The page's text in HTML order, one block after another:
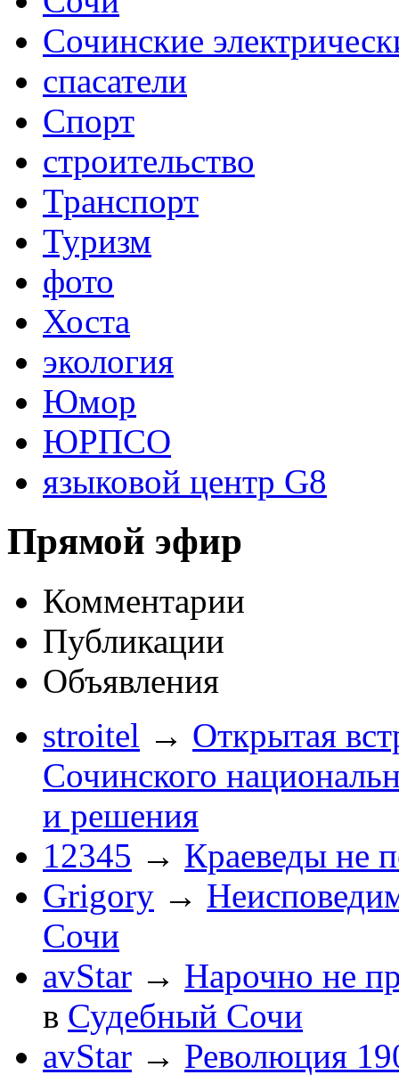
Сочинские
спасатели
Спорт
строительство
Транспорт
Туризм
фото
Хоста
экология
Юмор
ЮРПСО
языковой центр G8
Прямой эфир
Комментарии
Публикации
Объявления
stroitel → Открытая
Сочинского
и решения
12345 → Краеведы не
Grigory →
Сочи
avStar → Нарочно не
в Судебный Сочи
avStar → Революция